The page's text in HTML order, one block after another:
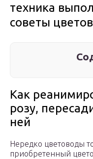
техника
советы
Как
розу,
ней
Нередко цветоводы
приобретенный